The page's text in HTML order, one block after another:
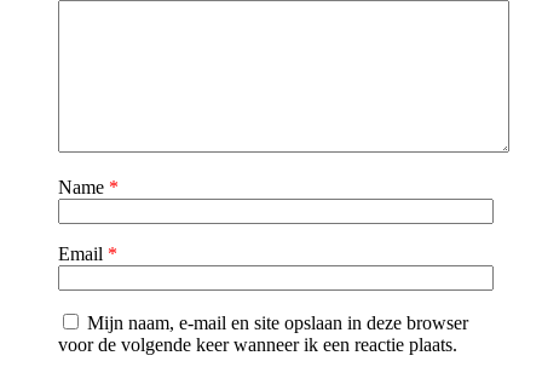
Name *
Email *
Mijn naam, e-mail en site opslaan in deze browser
voor de volgende keer wanneer ik een reactie plaats.